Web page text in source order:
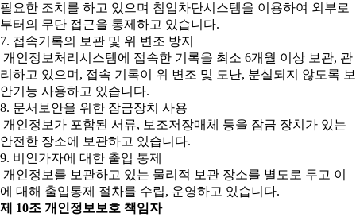
필요한 조치를 하고 있으며 침입차단시스템을 이용하여 외부로
부터의 무단 접근을 통제하고 있습니다.
7. 접속기록의 보관 및 위 변조 방지
개인정보처리시스템에 접속한 기록을 최소 6개월 이상 보관, 관
리하고 있으며, 접속 기록이 위 변조 및 도난, 분실되지 않도록 보
안기능 사용하고 있습니다.
8. 문서보안을 위한 잠금장치 사용
개인정보가 포함된 서류, 보조저장매체 등을 잠금 장치가 있는
안전한 장소에 보관하고 있습니다.
9. 비인가자에 대한 출입 통제
개인정보를 보관하고 있는 물리적 보관 장소를 별도로 두고 이
에 대해 출입통제 절차를 수립, 운영하고 있습니다.
제 10조 개인정보보호 책임자